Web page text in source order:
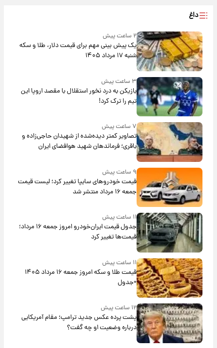
داغ
۲ ساعت پیش
یک پیش ‌بینی مهم برای قیمت دلار، طلا و سکه
شنبه ۱۷ مرداد ۱۴۰۵
۳ ساعت پیش
بازیکن به درد نخور استقلال با مقصد اروپا این
تیم را ترک کرد!
۷ ساعت پیش
تصاویر کمتر دیده‌شده از شهیدان حاجی‌زاده و
باقری؛ فرماندهان شهید هوافضای ایران
۹ ساعت پیش
قیمت خودروهای سایپا تغییر کرد؛ لیست قیمت
جمعه ۱۶ مرداد منتشر شد
۱۱ ساعت پیش
جدول قیمت ایران‌خودرو امروز جمعه ۱۶ مرداد؛
قیمت‌ها تغییر کرد
۱۱ ساعت پیش
قیمت طلا و سکه امروز جمعه ۱۶ مرداد ۱۴۰۵
+جدول
۱۲ ساعت پیش
پشت پرده عکس جدید ترامپ؛ مقام آمریکایی
درباره وضعیت او چه گفت؟